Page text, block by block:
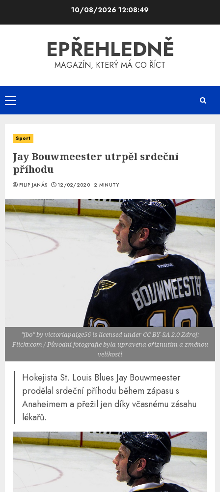
10/08/2026 12:08:50
EPŘEHLEDNĚ
MAGAZÍN, KTERÝ MÁ CO ŘÍCT
Primary
Menu
Sport
Jay Bouwmeester utrpěl srdeční
příhodu
FILIP JANÁS 12/02/2020 2 MINUTY
"jbo" by victoriapaige56 is licensed under CC BY-SA 2.0 Zdroj:
Flickr.com / Původní fotografie byla upravena oříznutím a změnou
velikosti
Hokejista St. Louis Blues Jay Bouwmeester
prodělal srdeční příhodu během zápasu s
Anaheimem a přežil jen díky včasnému zásahu
lékařů.